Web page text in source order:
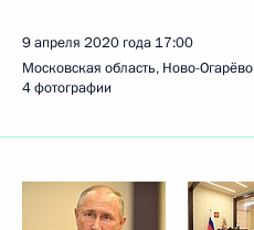
9 апреля 2020 года 17:00
Московская область, Ново-Огарёво
4 фотографии